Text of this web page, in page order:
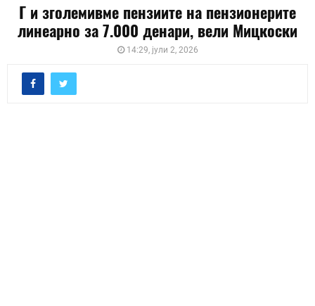
Г и зголемивме пензиите на пензионерите
линеарно за 7.000 денари, вели Мицкоски
14:29, јули 2, 2026